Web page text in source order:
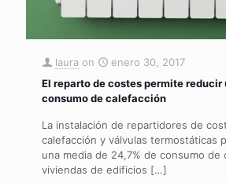
laura on
enero 30, 2017
El reparto de costes permite reducir
consumo de calefacción
La instalación de repartidores de
calefacción y válvulas termostáticas
una media de 24,7% de consumo de
viviendas de edificios […]